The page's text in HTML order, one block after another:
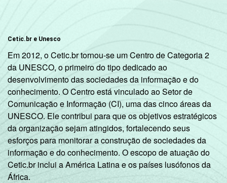
DE INFORMÁTICA
INTERNET
INSTALADA NO
LABORATÓRIO
DE INFORMÁTICA
Tem
Não tem 28
Base: 773 coordenadores pedagógicos.
Respostas estimuladas. Dados coletados
entre setembro e dezembro de 2012.
Fonte: NIC.br - set/dez 2012
Cetic.br e Unesco
Em 2012, o Cetic.br tornou-se um Centro de Categoria 2
da UNESCO, o primeiro do tipo dedicado ao
desenvolvimento das sociedades da informação e do
conhecimento. O Centro está vinculado ao Setor de
Comunicação e Informação (CI), uma das cinco áreas da
UNESCO. Ele contribui para que os objetivos estratégicos
da organização sejam atingidos, fortalecendo seus
esforços para monitorar a construção de sociedades da
informação e do conhecimento. O escopo de atuação do
Cetic.br inclui a América Latina e os países lusófonos da
África.